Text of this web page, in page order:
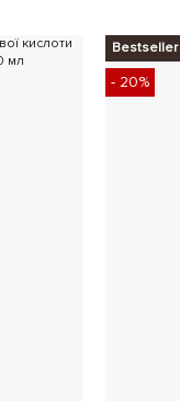
- 20%
Bestseller